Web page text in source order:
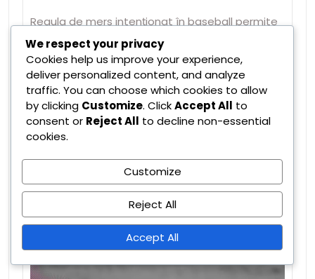
Regula de mers intenționat în baseball permite
unei echipe să-l…
Read More
We respect your privacy
Cookies help us improve your experience,
deliver personalized content, and analyze
traffic. You can choose which cookies to allow
by clicking Customize. ClickAccept All to
consent or Reject All to decline non-essential
cookies.
Customize
Reject All
Accept All